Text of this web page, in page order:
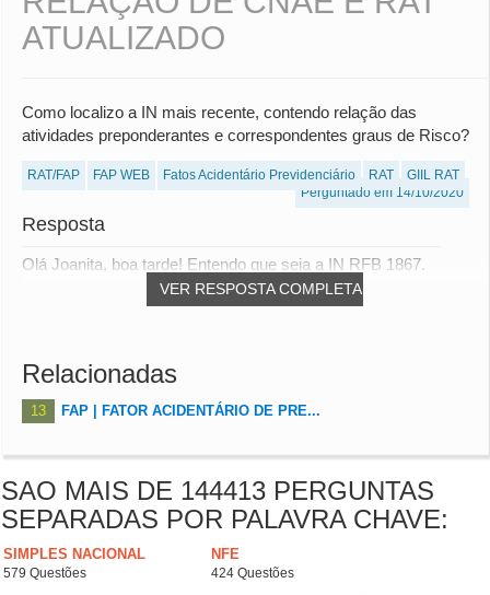
ATUALIZADO
Como localizo a IN mais recente, contendo relação das
atividades preponderantes e correspondentes graus de Risco?
RAT/FAP FAP WEB Fatos Acidentário Previdenciário RAT
GIIL RAT
Perguntado em 14/10/2020
Resposta
VER RESPOSTA COMPLETA
Olá Joanita, boa tarde! Entendo que seja a IN RFB 1867.
Relacionadas
13 FAP | FATOR ACIDENTÁRIO DE PRE...
SAO MAIS DE 144413 PERGUNTAS
SEPARADAS POR PALAVRA CHAVE:
SIMPLES NACIONAL
579 Questões
NFE
424 Questões